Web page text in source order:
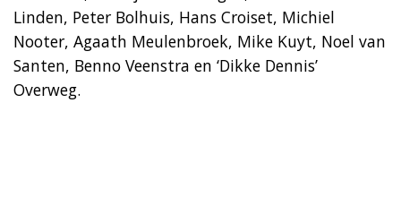
Linden, Peter Bolhuis, Hans Croiset, Michiel
Nooter, Agaath Meulenbroek, Mike Kuyt, Noel van
Santen, Benno Veenstra en ‘Dikke Dennis’
Overweg.